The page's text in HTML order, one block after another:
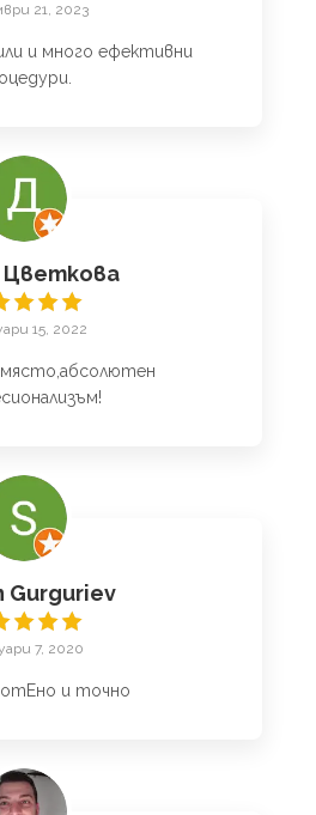
21, 2023
и много ефективни
Цветкова
15, 2022
Gurguriev
7, 2020
и точно